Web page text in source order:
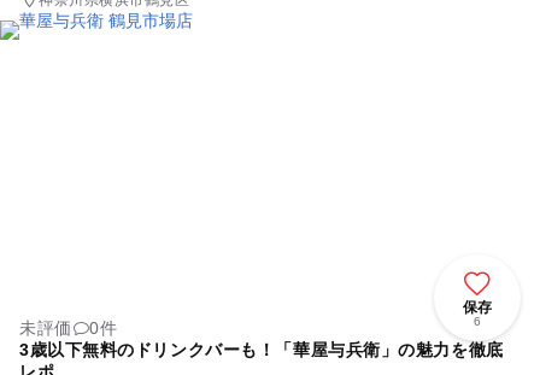
保存
6
未評価
0件
3歳以下無料のドリンクバーも！「華屋与兵衛」の魅力を徹底